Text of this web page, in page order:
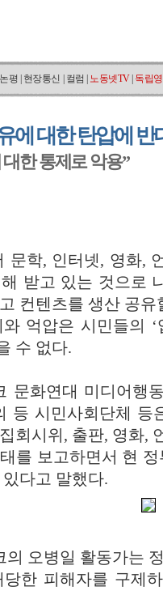
논평 현장통신 컬럼 노동넷TV| 독립
에 대한 탄압에 반
한 통제로 악용”
문학, 인터넷, 영화,
받고 있는 것으로
컨텐츠를 생산 공
억압은 시민들의 ‘
수 없다.
문화연대 미디어행
등 시민사회단체 등
회시위, 출판, 영화,
를 보고하면서 현
다고 말했다.
의 오병일 활동가는
당한 피해자를 구제